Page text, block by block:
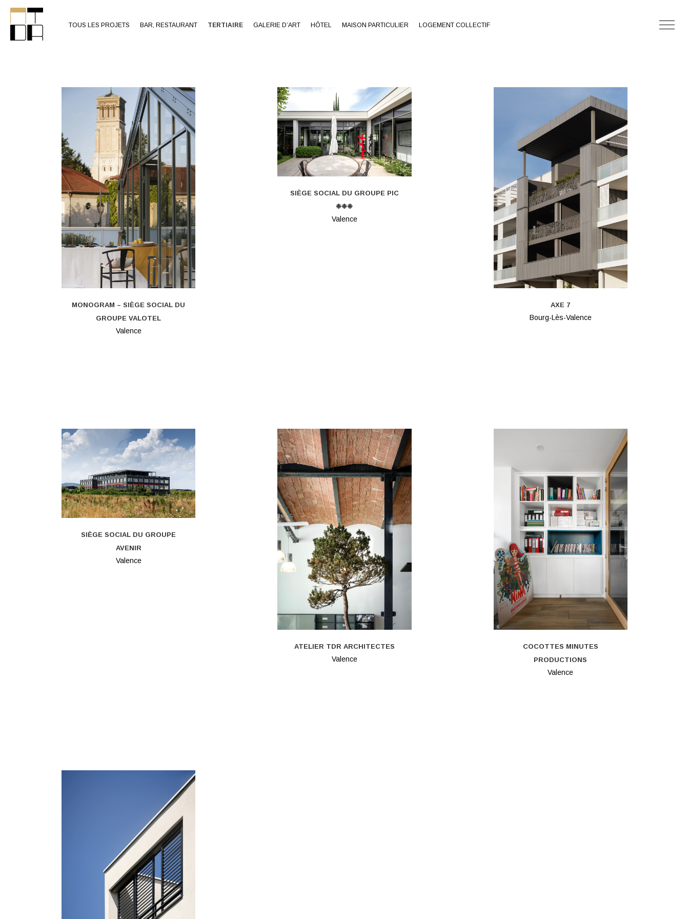
TOUS LES PROJETS BAR, RESTAURANT TERTIAIRE GALERIE D’ART HÔTEL MAISON PARTICULIER LOGEMENT COLLECTIF
MONOGRAM – SIÈGE SOCIAL DU
GROUPE VALOTEL
Valence
SIÈGE SOCIAL DU GROUPE PIC
❉❉❉
Valence
AXE 7
Bourg-Lès-Valence
SIÈGE SOCIAL DU GROUPE
AVENIR
Valence
ATELIER TDR ARCHITECTES
Valence
COCOTTES MINUTES
PRODUCTIONS
Valence